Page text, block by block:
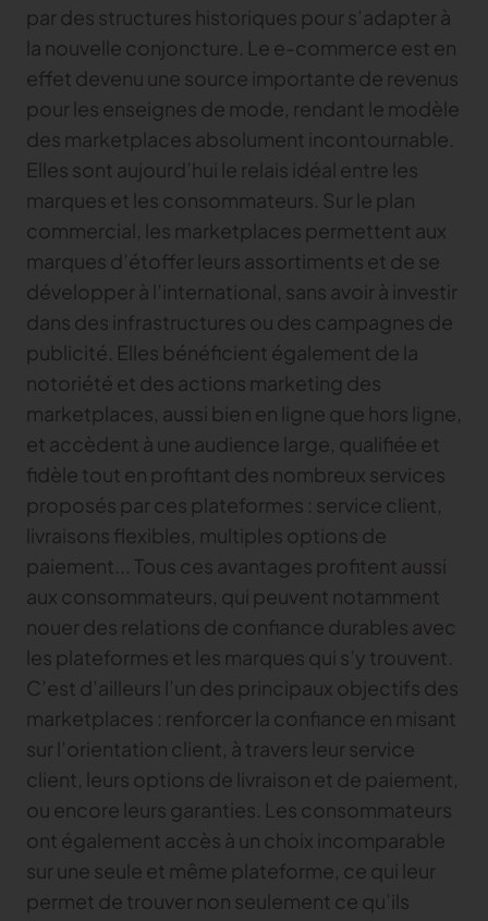
par des structures historiques pour s’adapter à
la nouvelle conjoncture. Le e-commerce est en
effet devenu une source importante de revenus
pour les enseignes de mode, rendant le modèle
des marketplaces absolument incontournable.
Elles sont aujourd’hui le relais idéal entre les
marques et les consommateurs. Sur le plan
commercial, les marketplaces permettent aux
marques d’étoffer leurs assortiments et de se
développer à l’international, sans avoir à investir
dans des infrastructures ou des campagnes de
publicité. Elles bénéficient également de la
notoriété et des actions marketing des
marketplaces, aussi bien en ligne que hors ligne,
et accèdent à une audience large, qualifiée et
fidèle tout en profitant des nombreux services
proposés par ces plateformes : service client,
livraisons flexibles, multiples options de
paiement... Tous ces avantages profitent aussi
aux consommateurs, qui peuvent notamment
nouer des relations de confiance durables avec
les plateformes et les marques qui s’y trouvent.
C’est d’ailleurs l’un des principaux objectifs des
marketplaces : renforcer la confiance en misant
sur l’orientation client, à travers leur service
client, leurs options de livraison et de paiement,
ou encore leurs garanties. Les consommateurs
ont également accès à un choix incomparable
sur une seule et même plateforme, ce qui leur
permet de trouver non seulement ce qu’ils